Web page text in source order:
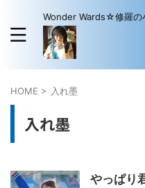
Wonder Wards☆修羅の
HOME > 入れ墨
入れ墨
やっぱり